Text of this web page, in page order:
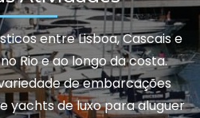
entre Lisboa, Cascais e
Rio e ao longo da costa.
de embarcações
yachts de luxo para aluguer